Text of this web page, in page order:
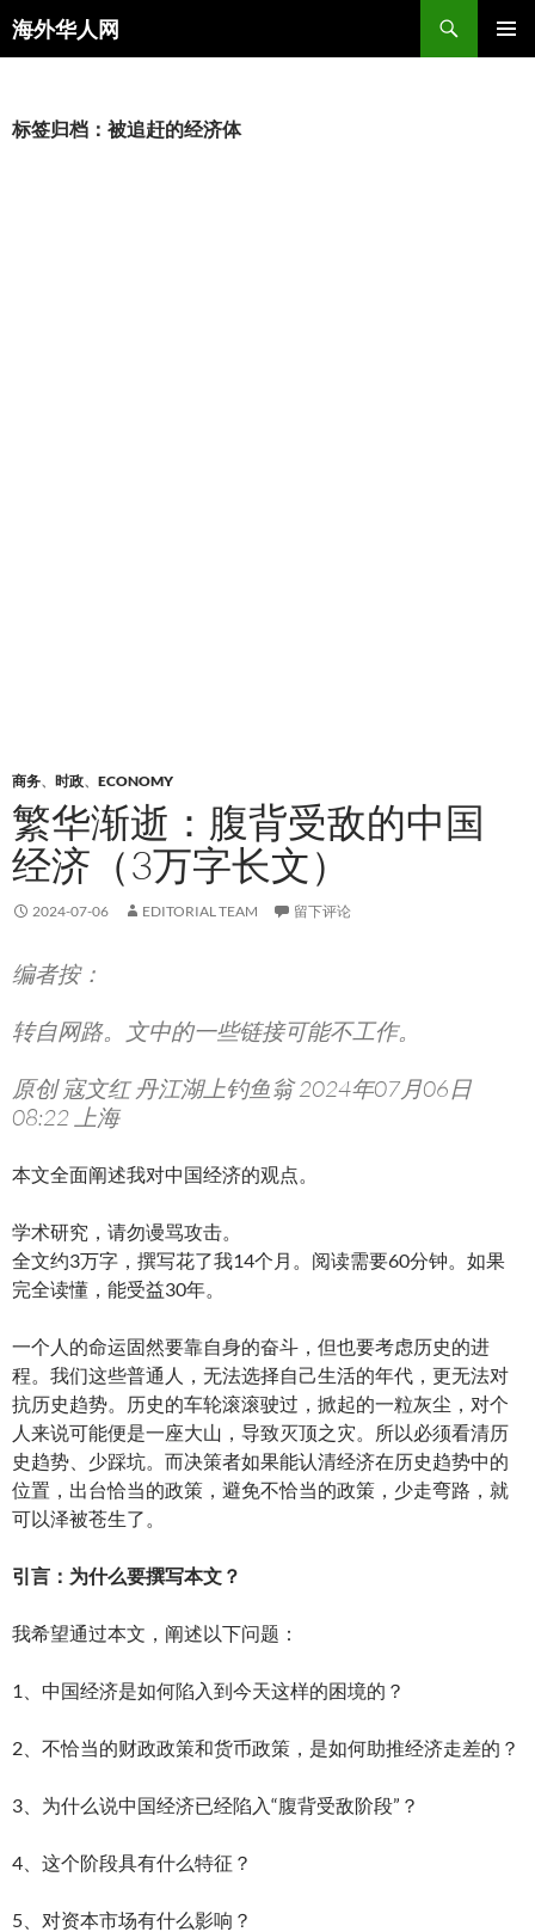
海外华人网
搜
索
文
标签归档：被追赶的经济体
商务、 时政、 ECONOMY
繁华渐逝：腹背受敌的中国
经济（3万字长文）
2024-07-06 EDITORIAL TEAM 留下评论
编者按：
转自网路。文中的一些链接可能不工作。
原创 寇文红 丹江湖上钓鱼翁 2024年07月06日
08:22 上海
本文全面阐述我对中国经济的观点。
学术研究，请勿谩骂攻击。
全文约3万字，撰写花了我14个月。阅读需要60分钟。如果
完全读懂，能受益30年。
一个人的命运固然要靠自身的奋斗，但也要考虑历史的进
程。我们这些普通人，无法选择自己生活的年代，更无法对
抗历史趋势。历史的车轮滚滚驶过，掀起的一粒灰尘，对个
人来说可能便是一座大山，导致灭顶之灾。所以必须看清历
史趋势、少踩坑。而决策者如果能认清经济在历史趋势中的
位置，出台恰当的政策，避免不恰当的政策，少走弯路，就
可以泽被苍生了。
引言：为什么要撰写本文？
我希望通过本文，阐述以下问题：
1、中国经济是如何陷入到今天这样的困境的？
2、不恰当的财政政策和货币政策，是如何助推经济走差的？
3、为什么说中国经济已经陷入“腹背受敌阶段”？
4、这个阶段具有什么特征？
5、对资本市场有什么影响？